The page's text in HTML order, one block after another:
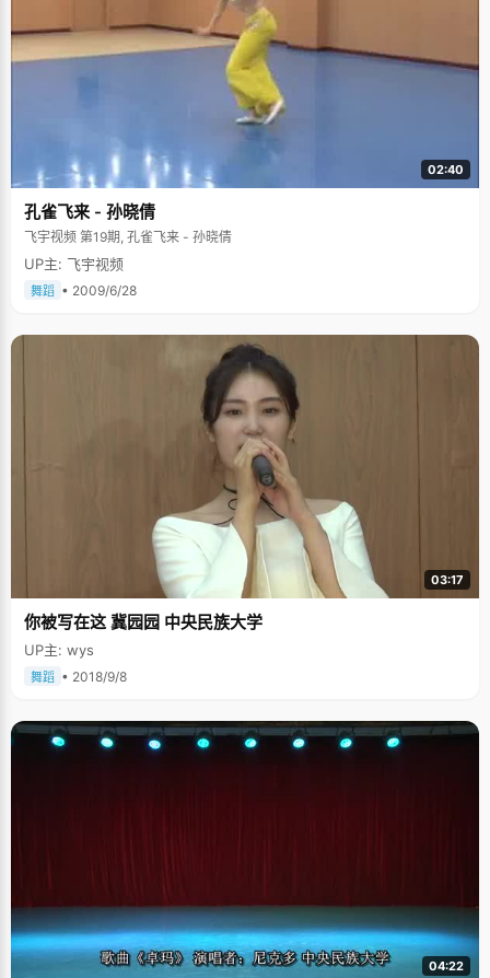
02:40
孔雀飞来 - 孙晓倩
飞宇视频 第19期, 孔雀飞来 - 孙晓倩
UP主: 飞宇视频
舞蹈 • 2009/6/28
03:17
你被写在这 冀园园 中央民族大学
UP主: wys
舞蹈 • 2018/9/8
04:22